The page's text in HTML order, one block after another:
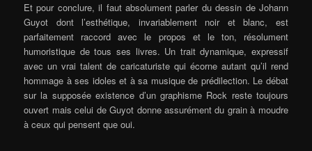
Et pour conclure, il faut absolument parler du dessin de Johann
Guyot dont l’esthétique, invariablement noir et blanc, est
parfaitement raccord avec le propos et le ton, résolument
humoristique de tous ses livres. Un trait dynamique, expressif
avec un vrai talent de caricaturiste qui écorne autant qu’il rend
hommage à ses idoles et à sa musique de prédilection. Le débat
sur la supposée existence d’un graphisme Rock reste toujours
ouvert mais celui de Guyot donne assurément du grain à moudre
à ceux qui pensent que oui.